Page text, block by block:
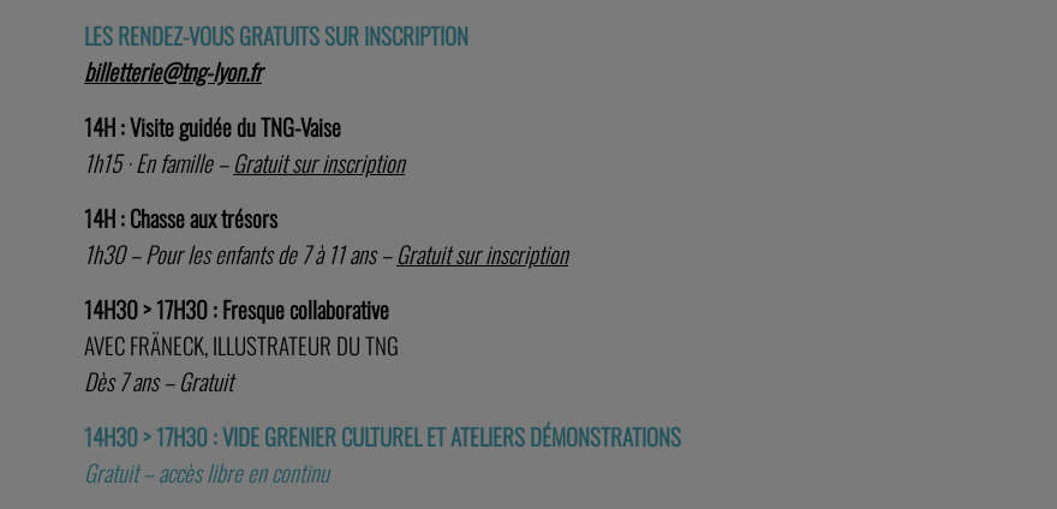
LES RENDEZ-VOUS GRATUITS SUR INSCRIPTION
billetterie@tng-lyon.fr
14H :Visite guidée du TNG-Vaise
1h15 · En famille –Gratuit sur inscription
14H :Chasse aux trésors
1h30 – Pour les enfants de 7 à 11 ans –Gratuit sur inscription
14H30 > 17H30 :Fresque collaborative
AVEC FRÄNECK, ILLUSTRATEUR DU TNG
Dès 7 ans – Gratuit
14H30 > 17H30 :VIDE GRENIER CULTUREL ET ATELIERS DÉMONSTRATIONS
Gratuit – accès libre en continu